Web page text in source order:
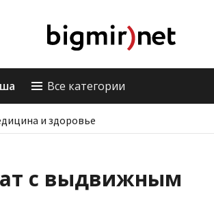
Все категории
и здоровье
с выдвижным